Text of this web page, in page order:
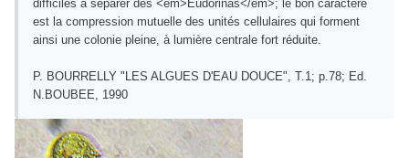
difficiles à séparer des <em>Eudorinas</em>; le bon caractère
est la compression mutuelle des unités cellulaires qui forment
ainsi une colonie pleine, à lumière centrale fort réduite.
P. BOURRELLY "LES ALGUES D'EAU DOUCE", T.1; p.78; Ed.
N.BOUBEE, 1990